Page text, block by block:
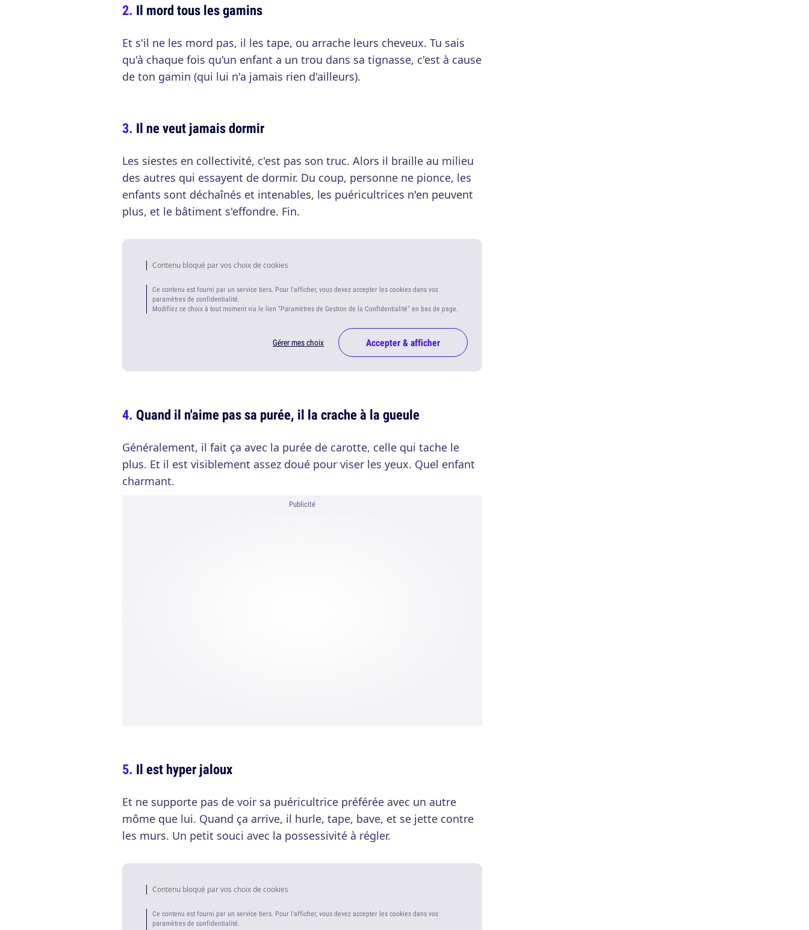
Il mord tous les gamins
Et s'il ne les mord pas, il les tape, ou arrache leurs cheveux. Tu sais
qu'à chaque fois qu'un enfant a un trou dans sa tignasse, c'est à cause
de ton gamin (qui lui n'a jamais rien d'ailleurs).
Il ne veut jamais dormir
Les siestes en collectivité, c'est pas son truc. Alors il braille au milieu
des autres qui essayent de dormir. Du coup, personne ne pionce, les
enfants sont déchaînés et intenables, les puéricultrices n'en peuvent
plus, et le bâtiment s'effondre. Fin.
Contenu bloqué par vos choix de cookies
Ce contenu est fourni par un service tiers. Pour l'afficher, vous devez accepter les cookies dans vos
paramètres de confidentialité.
Modifiez ce choix à tout moment via le lien "Paramètres de Gestion de la Confidentialité" en bas de page.
Gérer mes choix Accepter & afficher
Quand il n'aime pas sa purée, il la crache à la gueule
Généralement, il fait ça avec la purée de carotte, celle qui tache le
plus. Et il est visiblement assez doué pour viser les yeux. Quel enfant
charmant.
Publicité
Il est hyper jaloux
Et ne supporte pas de voir sa puéricultrice préférée avec un autre
môme que lui. Quand ça arrive, il hurle, tape, bave, et se jette contre
les murs. Un petit souci avec la possessivité à régler.
Contenu bloqué par vos choix de cookies
Ce contenu est fourni par un service tiers. Pour l'afficher, vous devez accepter les cookies dans vos
paramètres de confidentialité.